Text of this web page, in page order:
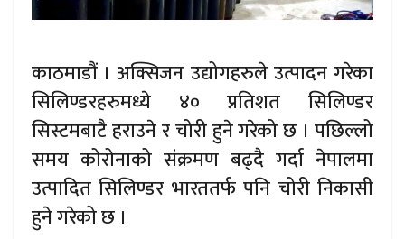
काठमाडौं । अक्सिजन उद्योगहरुले उत्पादन गरेका
सिलिण्डरहरुमध्ये ४० प्रतिशत सिलिण्डर
सिस्टमबाटै हराउने र चोरी हुने गरेको छ । पछिल्लो
समय कोरोनाको संक्रमण बढ्दै गर्दा नेपालमा
उत्पादित सिलिण्डर भारततर्फ पनि चोरी निकासी
हुने गरेको छ ।